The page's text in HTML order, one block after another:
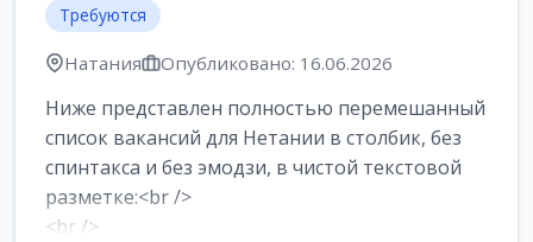
Требуются
Натания Опубликовано: 16.06.2026
Ниже представлен полностью перемешанный
список вакансий для Нетании в столбик, без
спинтакса и без эмодзи, в чистой текстовой
разметке:<br />
<br />